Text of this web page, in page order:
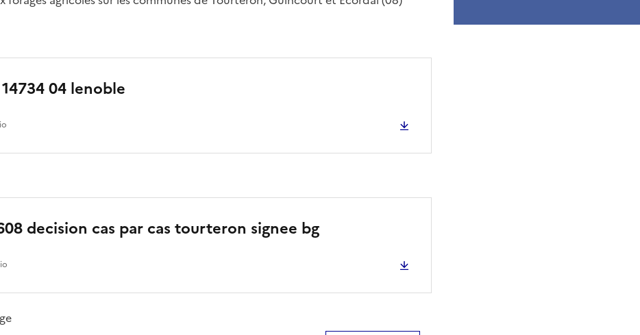
04 lenoble
decision cas par cas tourteron signee bg